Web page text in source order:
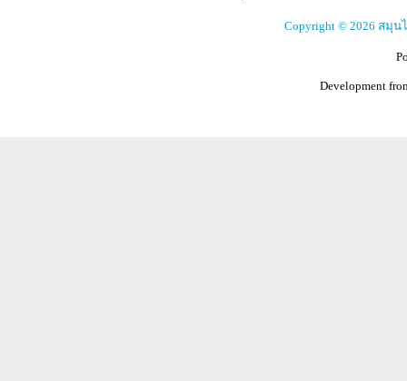
Copyright © 2026 สมุ
Development